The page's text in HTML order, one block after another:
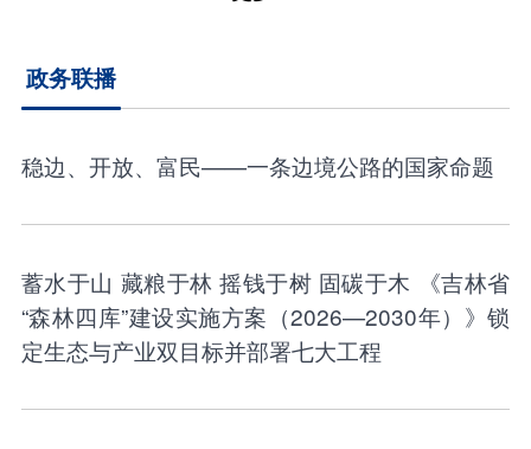
政务联播
稳边、开放、富民——一条边境公路的国家命题
蓄水于山 藏粮于林 摇钱于树 固碳于木 《吉林省
“森林四库”建设实施方案（2026—2030年）》锁
定生态与产业双目标并部署七大工程